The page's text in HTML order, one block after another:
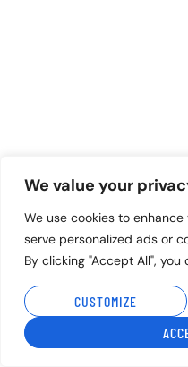
We value your
We use cookies to
serve personalized ads or
By clicking "Accept All",
CUSTOMIZE